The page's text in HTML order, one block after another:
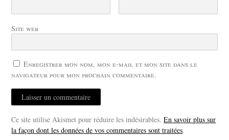
Site web
Enregistrer mon nom, mon e-mail et mon site dans le
navigateur pour mon prochain commentaire.
Ce site utilise Akismet pour réduire les indésirables.En savoir plus sur
la façon dont les données de vos commentaires sont traitées.